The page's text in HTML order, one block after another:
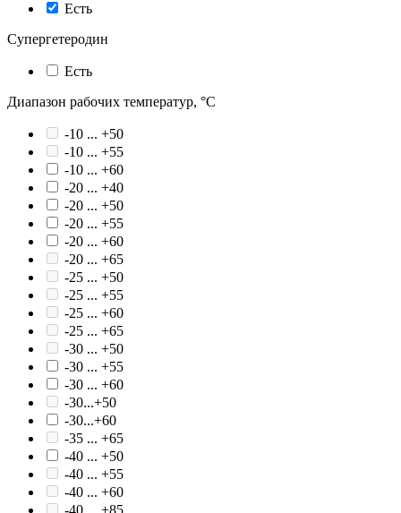
Есть
Супергетеродин
Есть
Диапазон рабочих температур, °С
-10 ... +50
-10 ... +55
-10 ... +60
-20 ... +40
-20 ... +50
-20 ... +55
-20 ... +60
-20 ... +65
-25 ... +50
-25 ... +55
-25 ... +60
-25 ... +65
-30 ... +50
-30 ... +55
-30 ... +60
-30...+50
-30...+60
-35 ... +65
-40 ... +50
-40 ... +55
-40 ... +60
-40 ... +85